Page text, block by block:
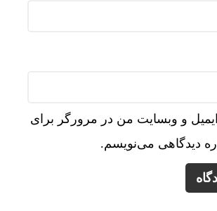
ایمیل و وبسایت من در مرورگر برای
دیدگاهی می‌نویسم.